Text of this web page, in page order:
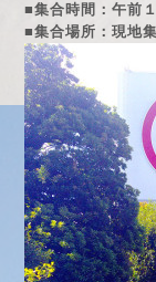
■集合時間：午前
■集合場所：現地